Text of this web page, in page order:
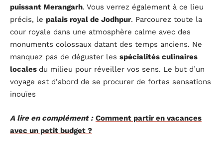
puissant Merangarh. Vous verrez également à ce lieu
précis, le palais royal de Jodhpur. Parcourez toute la
cour royale dans une atmosphère calme avec des
monuments colossaux datant des temps anciens. Ne
manquez pas de déguster les spécialités culinaires
locales du milieu pour réveiller vos sens. Le but d’un
voyage est d’abord de se procurer de fortes sensations
inouïes
A lire en complément : Comment partir en vacances
avec un petit budget ?